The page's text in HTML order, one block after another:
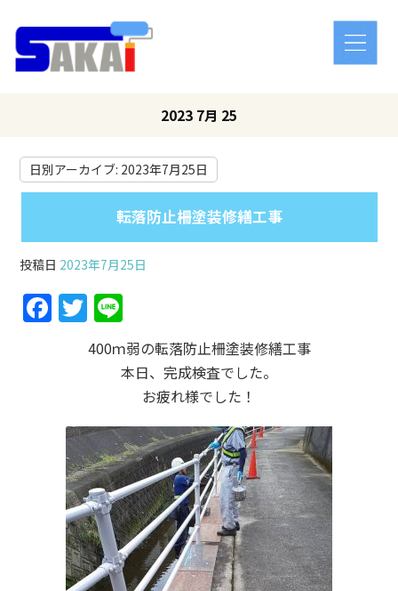
2023 7月 25
日別アーカイブ: 2023年7月25日
転落防止柵塗装修繕工事
投稿日 2023年7月25日
Facebook
Twitter
400ｍ弱の転落防止柵塗装修繕工事
本日、完成検査でした。
お疲れ様でした！